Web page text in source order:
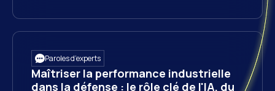
Paroles d’experts
Maîtriser la performance industrielle
dans la défense : le rôle clé de l'IA, du